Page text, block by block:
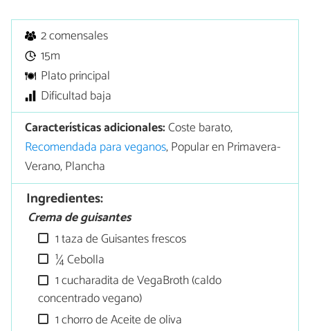
2 comensales
15m
Plato principal
Dificultad baja
Características adicionales:Coste barato,
Recomendada para veganos, Popular en Primavera-
Verano, Plancha
Ingredientes:
Crema de guisantes
1 taza de Guisantes frescos
¼ Cebolla
1 cucharadita de VegaBroth (caldo
concentrado vegano)
1 chorro de Aceite de oliva